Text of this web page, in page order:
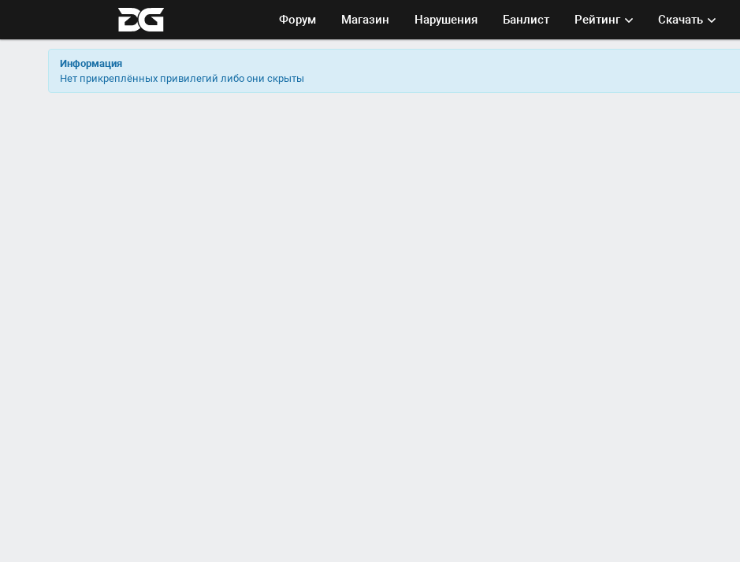
Форум Магазин Нарушения Банлист Рейтинг Скачать
Информация
Нет прикреплённых привилегий либо они скрыты